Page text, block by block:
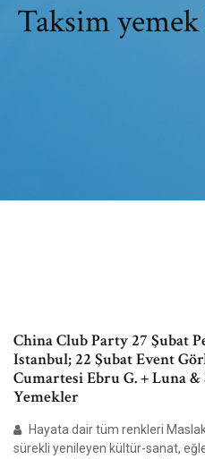
Taksim
China Club Party 27 Şubat
Istanbul; 22 Şubat Event
Cumartesi Ebru G. + Luna
Yemekler
Hayata dair tüm renkleri
sürekli yenileyen kültür-sanat,